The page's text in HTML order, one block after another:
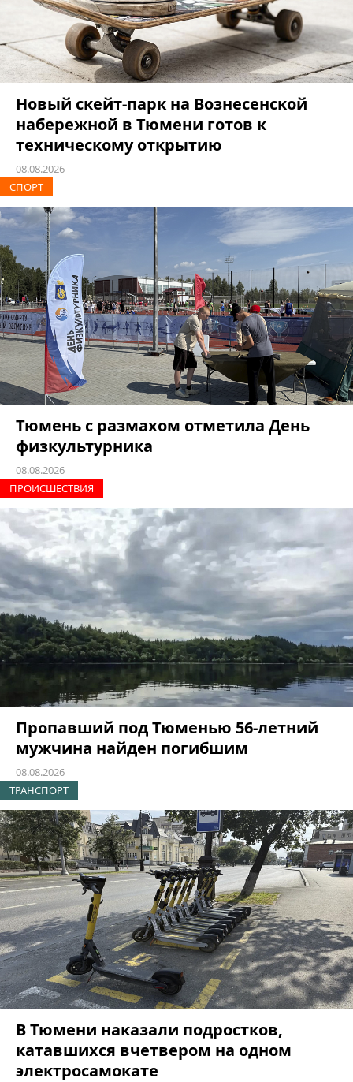
Новый скейт-парк на Вознесенской
набережной в Тюмени готов к
техническому открытию
08.08.2026
СПОРТ
Тюмень с размахом отметила День
физкультурника
08.08.2026
ПРОИCШЕСТВИЯ
Пропавший под Тюменью 56-летний
мужчина найден погибшим
08.08.2026
ТРАНСПОРТ
В Тюмени наказали подростков,
катавшихся вчетвером на одном
электросамокате